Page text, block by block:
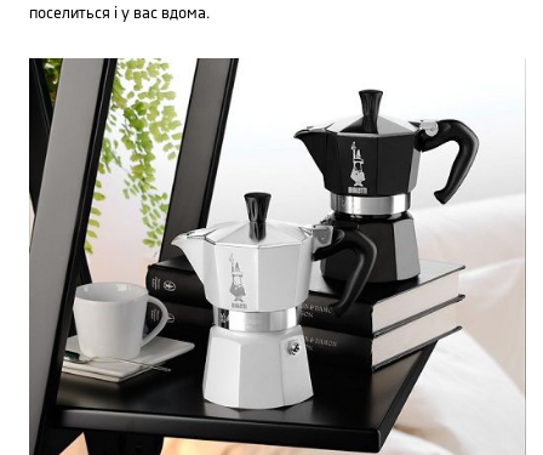
поселиться і у вас вдома.